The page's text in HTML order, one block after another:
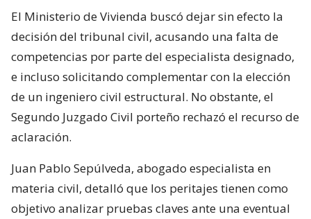
El Ministerio de Vivienda buscó dejar sin efecto la
decisión del tribunal civil, acusando una falta de
competencias por parte del especialista designado,
e incluso solicitando complementar con la elección
de un ingeniero civil estructural. No obstante, el
Segundo Juzgado Civil porteño rechazó el recurso de
aclaración.
Juan Pablo Sepúlveda, abogado especialista en
materia civil, detalló que los peritajes tienen como
objetivo analizar pruebas claves ante una eventual